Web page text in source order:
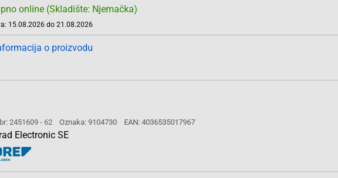
online (Skladište: Njemačka)
15.08.2026 do 21.08.2026
o proizvodu
2451609 - 62 Oznaka: 9104730 EAN: 4036535017967
Electronic SE